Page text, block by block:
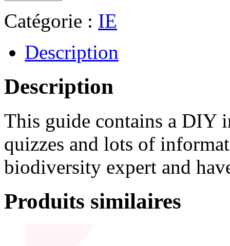
Catégorie : IE
Description
Description
This guide contains a DIY
quizzes and lots of
biodiversity expert and
Produits similaires